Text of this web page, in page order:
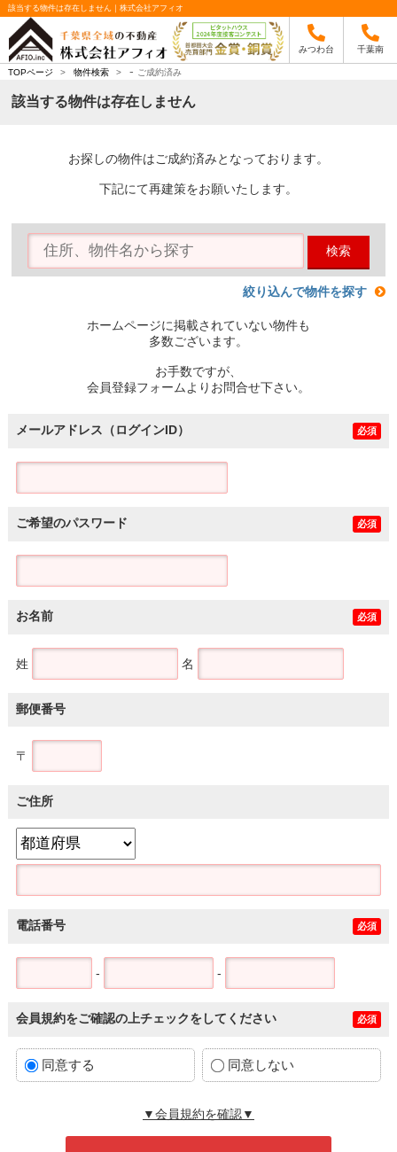
該当する物件は存在しません｜株式会社アフィオ
みつわ台 千葉南
TOPページ > 物件検索 > - ご成約済み
該当する物件は存在しません
お探しの物件はご成約済みとなっております。
下記にて再建策をお願いたします。
検索
絞り込んで物件を探す
ホームページに掲載されていない物件も
多数ございます。
お手数ですが、
会員登録フォームよりお問合せ下さい。
メールアドレス（ログインID） 必須
ご希望のパスワード 必須
お名前 必須
姓 名
郵便番号
〒
ご住所
電話番号 必須
- -
会員規約をご確認の上チェックをしてください 必須
同意する 同意しない
▼会員規約を確認▼